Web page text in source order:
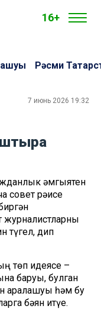
16+
Рәсми
7 июнь 2026 19:32
җәмгыятен
совет рәисе
журналистларны
түгел, дип
төп идеясе –
баруы, булган
аралашуы һәм бу
бәян итүе.